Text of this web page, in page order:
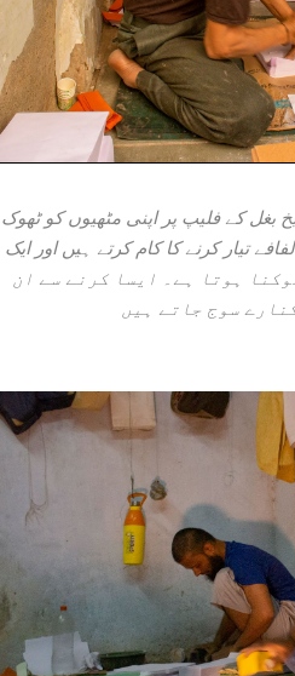
بغل کے فلیپ پر اپنی مٹھیوں کو ٹھوک
رہے ہیں۔ وہ ایک وقت میں ۱۰۰ لفافے تیار کرنے کا کام کرتے ہیں اور ایک
تقریباً ۱۶ بار ٹھوکنا ہوتا ہے۔ ایسا کرنے سے ان
سوج جاتے ہیں